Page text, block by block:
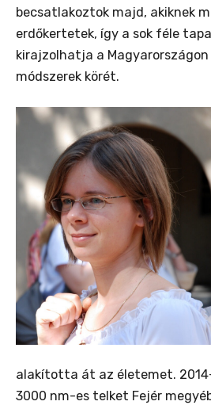
becsatlakoztok majd, akiknek
erdőkertetek, így a sok féle
kirajzolhatja a Magyarországon
módszerek körét.
alakította át az életemet.
3000 nm-es telket Fejér